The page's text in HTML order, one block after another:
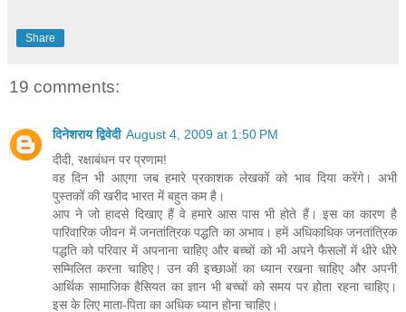
Share
19 comments:
दिनेशराय द्विवेदी August 4, 2009 at 1:50 PM
दीदी, रक्षाबंधन पर प्रणाम!
वह दिन भी आएगा जब हमारे प्रकाशक लेखकों को भाव दिया करेंगे। अभी
पुस्तकों की खरीद भारत में बहुत कम है।
आप ने जो हादसे दिखाए हैं वे हमारे आस पास भी होते हैं। इस का कारण है
पारिवारिक जीवन में जनतांत्रिक पद्धति का अभाव। हमें अधिकाधिक जनतांत्रिक
पद्धति को परिवार में अपनाना चाहिए और बच्चों को भी अपने फैसलों में धीरे धीरे
सम्मिलित करना चाहिए। उन की इच्छाओं का ध्यान रखना चाहिए और अपनी
आर्थिक सामाजिक हैसियत का ज्ञान भी बच्चों को समय पर होता रहना चाहिए।
इस के लिए माता-पिता का अधिक ध्यान होना चाहिए।